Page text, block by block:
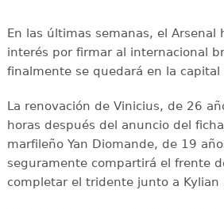
En las últimas semanas, el Arsenal
interés por firmar al internacional
finalmente se quedará en la capital
La renovación de Vinicius, de 26
horas después del anuncio del
marfileño Yan Diomande, de 19
seguramente compartirá el frente
completar el tridente junto a Kylian